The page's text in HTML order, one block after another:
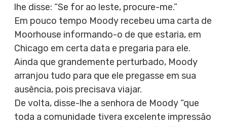
lhe disse: “Se for ao leste, procure-me.”
Em pouco tempo Moody recebeu uma carta de
Moorhouse informando-o de que estaria, em
Chicago em certa data e pregaria para ele.
Ainda que grandemente perturbado, Moody
arranjou tudo para que ele pregasse em sua
ausência, pois precisava viajar.
De volta, disse-lhe a senhora de Moody “que
toda a comunidade tivera excelente impressão